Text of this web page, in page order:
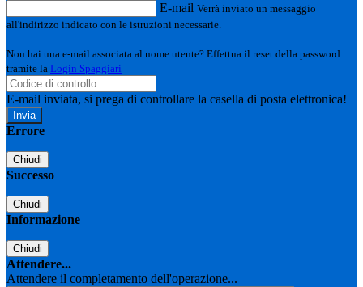
E-mail Verrà inviato un messaggio
all'indirizzo indicato con le istruzioni necessarie.
Non hai una e-mail associata al nome utente? Effettua il reset della password
tramite la Login Spaggiari
E-mail inviata, si prega di controllare la casella di posta elettronica!
Errore
Chiudi
Successo
Chiudi
Informazione
Chiudi
Attendere...
Attendere il completamento dell'operazione...